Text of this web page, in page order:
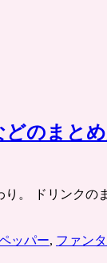
どのまと
り。 ドリンクの
ッパー, ファンタ